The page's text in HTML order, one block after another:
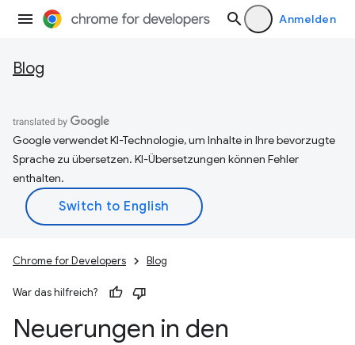
Anmelden
Blog
Google verwendet KI-Technologie, um Inhalte in Ihre bevorzugte
Sprache zu übersetzen. KI-Übersetzungen können Fehler
enthalten.
Chrome for Developers Blog
War das hilfreich?
Neuerungen in den